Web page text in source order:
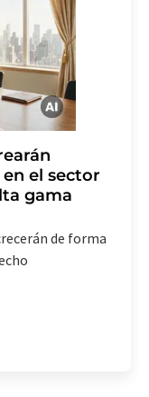
la
el sector
gama
de forma